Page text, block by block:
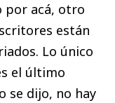
por acá, otro
están
Lo único
el último
se dijo, no hay